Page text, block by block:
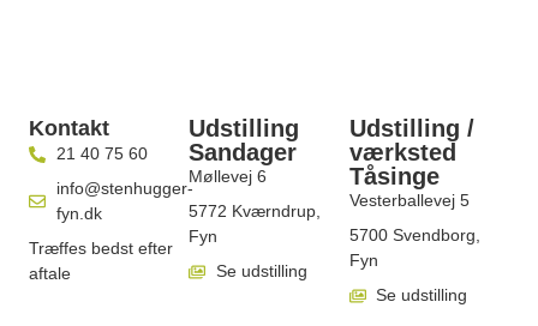
Udstilling
Sandager
Møllevej 6
5772 Kværndrup,
Fyn
Se udstilling
Udstilling /
værksted
Tåsinge
Vesterballevej 5
5700 Svendborg,
Fyn
Se udstilling
Kontakt
21 40 75 60
info@stenhugger-
fyn.dk
Træffes bedst efter
aftale